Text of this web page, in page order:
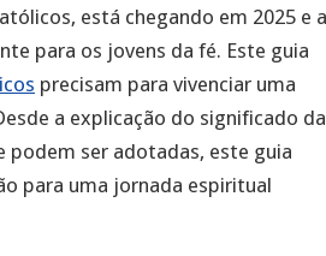
está chegando em 2025 e a
para os jovens da fé. Este guia
precisam para vivenciar uma
a explicação do significado da
podem ser adotadas, este guia
para uma jornada espiritual